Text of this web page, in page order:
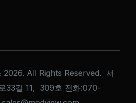
2026. All Rights Reserved. 서
33길 11, 309호 전화:070-
Get a Quote